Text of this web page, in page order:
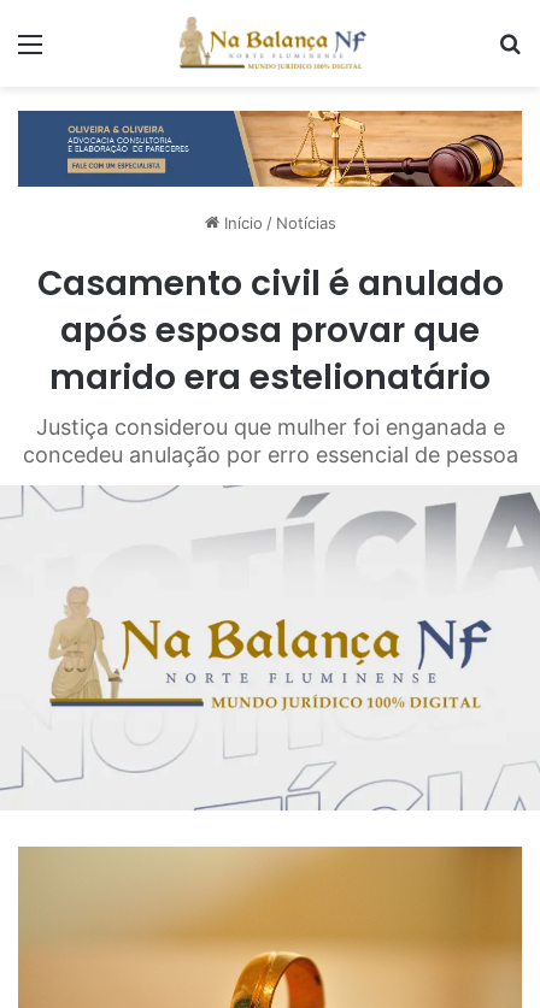
Início / Notícias
Casamento civil é anulado
após esposa provar que
marido era estelionatário
Justiça considerou que mulher foi enganada e
concedeu anulação por erro essencial de pessoa